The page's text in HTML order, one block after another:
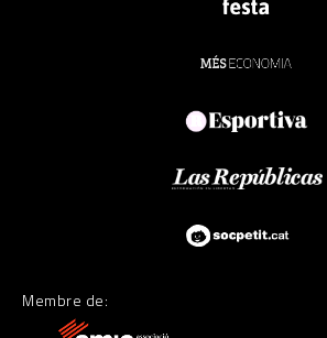
Membre de: